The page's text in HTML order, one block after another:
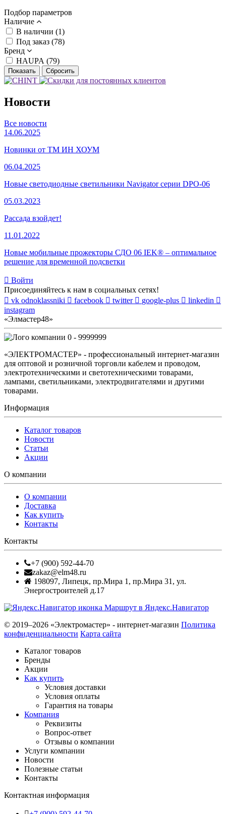
Подбор параметров
Наличие
В наличии (1)
Под заказ (78)
Бренд
HAUPA (79)
Новости
Все новости
14.06.2025
Новинки от ТМ ИН ХОУМ
06.04.2025
Новые светодиодные светильники Navigator серии DPO-06
05.03.2023
Рассада взойдет!
11.01.2022
Новые мобильные прожекторы СДО 06 IEK® – оптимальное
решение для временной подсветки
Войти
Присоединяйтесь к нам в социальных сетях!
vk odnoklassniki facebook twitter google-plus
linkedin
instagram
«Элмастер48»
0 - 9999999
«ЭЛЕКТРОМАСТЕР» - профессиональный интернет-магазин
для оптовой и розничной торговли кабелем и проводом,
электротехническими и светотехническими товарами,
лампами, светильниками, электродвигателями и другими
товарами.
Информация
Каталог товаров
Новости
Статьи
Акции
О компании
О компании
Доставка
Как купить
Контакты
Контакты
+7 (900) 592-44-70
zakaz@elm48.ru
198097, Липецк, пр.Мира 1, пр.Мира 31, ул.
Энергостроителей д.17
Маршрут в Яндекс.Навигатор
© 2019–2026 «Электромастер» - интернет-магазин Политика
конфиденциальности Карта сайта
Каталог товаров
Бренды
Акции
Как купить
Условия доставки
Условия оплаты
Гарантия на товары
Компания
Реквизиты
Вопрос-ответ
Отзывы о компании
Услуги компании
Новости
Полезные статьи
Контакты
Контактная информация